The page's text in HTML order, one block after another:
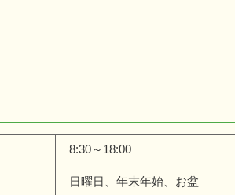
8:30～18:00
日曜日、年末年始、お盆